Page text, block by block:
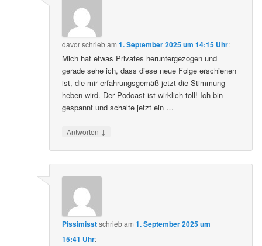
davorschriebam1. September 2025 um 14:15 Uhr:
Mich hat etwas Privates heruntergezogen und
gerade sehe ich, dass diese neue Folge erschienen
ist, die mir erfahrungsgemäß jetzt die Stimmung
heben wird. Der Podcast ist wirklich toll! Ich bin
gespannt und schalte jetzt ein …
Antworten ↓
Pissimisstschriebam1. September 2025 um
15:41 Uhr: